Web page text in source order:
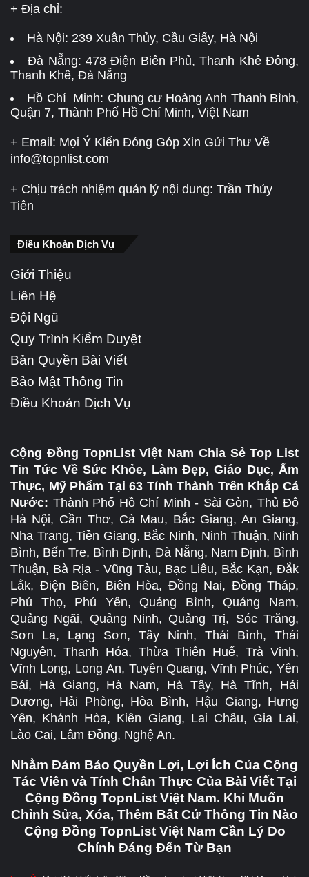
+ Địa chỉ:
Hà Nội: 239 Xuân Thủy, Cầu Giấy, Hà Nội
Đà Nẵng:478 Điện Biên Phủ, Thanh Khê Đông,
Thanh Khê, Đà Nẵng
Hồ Chí Minh: Chung cư Hoàng Anh Thanh Bình,
Quận 7, Thành Phố Hồ Chí Minh, Việt Nam
+ Email: Mọi Ý Kiến Đóng Góp Xin Gửi Thư Về
info@topnlist.com
+ Chịu trách nhiệm quản lý nội dung: Trần Thủy
Tiên
Điều Khoản Dịch Vụ
Giới Thiệu
Liên Hệ
Đội Ngũ
Quy Trình Kiểm Duyệt
Bản Quyền Bài Viết
Bảo Mật Thông Tin
Điều Khoản Dịch Vụ
Cộng Đồng TopnList Việt Nam Chia Sẻ Top List
Tin Tức Về Sức Khỏe, Làm Đẹp, Giáo Dục, Ẩm
Thực, Mỹ Phẩm Tại 63 Tỉnh Thành Trên Khắp Cả
Nước: Thành Phố Hồ Chí Minh - Sài Gòn, Thủ Đô
Hà Nội, Cần Thơ, Cà Mau, Bắc Giang, An Giang,
Nha Trang, Tiền Giang, Bắc Ninh, Ninh Thuận, Ninh
Bình, Bến Tre, Bình Định, Đà Nẵng, Nam Định, Bình
Thuận, Bà Rịa - Vũng Tàu, Bạc Liêu, Bắc Kạn, Đắk
Lắk, Điện Biên, Biên Hòa, Đồng Nai, Đồng Tháp,
Phú Thọ, Phú Yên, Quảng Bình, Quảng Nam,
Quảng Ngãi, Quảng Ninh, Quảng Trị, Sóc Trăng,
Sơn La, Lạng Sơn, Tây Ninh, Thái Bình, Thái
Nguyên, Thanh Hóa, Thừa Thiên Huế, Trà Vinh,
Vĩnh Long, Long An, Tuyên Quang, Vĩnh Phúc, Yên
Bái, Hà Giang, Hà Nam, Hà Tây, Hà Tĩnh, Hải
Dương, Hải Phòng, Hòa Bình, Hậu Giang, Hưng
Yên, Khánh Hòa, Kiên Giang, Lai Châu, Gia Lai,
Lào Cai, Lâm Đồng, Nghệ An.
Nhằm Đảm Bảo Quyền Lợi, Lợi Ích Của Cộng
Tác Viên và Tính Chân Thực Của Bài Viết Tại
Cộng Đồng TopnList Việt Nam. Khi Muốn
Chỉnh Sửa, Xóa, Thêm Bất Cứ Thông Tin Nào
Cộng Đồng TopnList Việt Nam Cần Lý Do
Chính Đáng Đến Từ Bạn